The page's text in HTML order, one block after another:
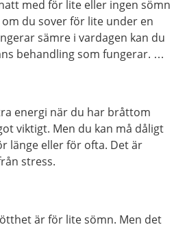
med för lite eller ingen sömn
du sover för lite under en
sämre i vardagen kan du
behandling som fungerar. Det
energi när du har bråttom
viktigt. Men du kan må dåligt
länge eller för ofta. Det är
stress.
är för lite sömn. Men det